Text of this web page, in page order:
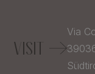
VISIT
Via